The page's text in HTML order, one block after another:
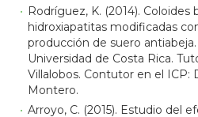
Rodríguez, K. (2014). Coloides
hidroxiapatitas modificadas
producción de suero
Universidad de Costa Rica.
Villalobos. Contutor en el ICP:
Montero.
Arroyo, C. (2015). Estudio del